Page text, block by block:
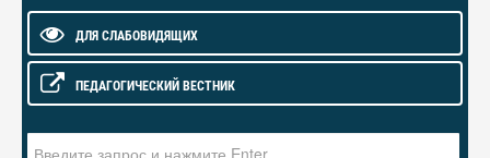
ДЛЯ СЛАБОВИДЯЩИХ
ПЕДАГОГИЧЕСКИЙ ВЕСТНИК